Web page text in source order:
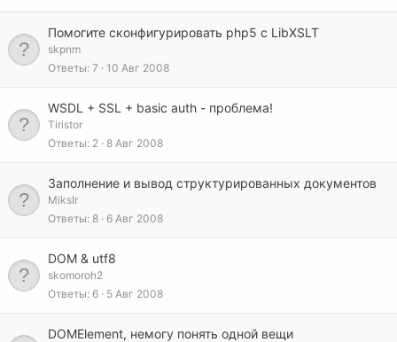
Помогите сконфигурировать php5 с LibXSLT
skpnm
Ответы 7 10 Авг 2008
WSDL + SSL + basic auth - проблема!
Tiristor
Ответы 2 8 Авг 2008
Заполнение и вывод структурированных документов
MiksIr
Ответы 8 6 Авг 2008
DOM & utf8
skomoroh2
Ответы 6 5 Авг 2008
DOMElement, немогу понять одной вещи